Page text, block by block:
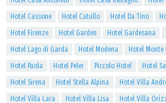
Hotel Cassone
Hotel Catullo Hotel Da Tino
Hotel Firenze
Hotel Garden Hotel Gardesana
Hotel Lago di Garda
Hotel Modena Hotel Monte
Hotel Paola
Hotel Peler Piccolo Hotel Hotel
Hotel Sirena
Hotel Stella Alpina Hotel Villa
Hotel Villa Lara
Hotel Villa Lisa Hotel Villa